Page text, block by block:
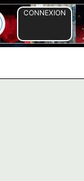
CONNEXION